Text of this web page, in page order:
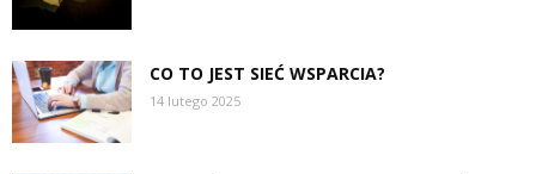
CO TO JEST SIEĆ WSPARCIA?
14 lutego 2025